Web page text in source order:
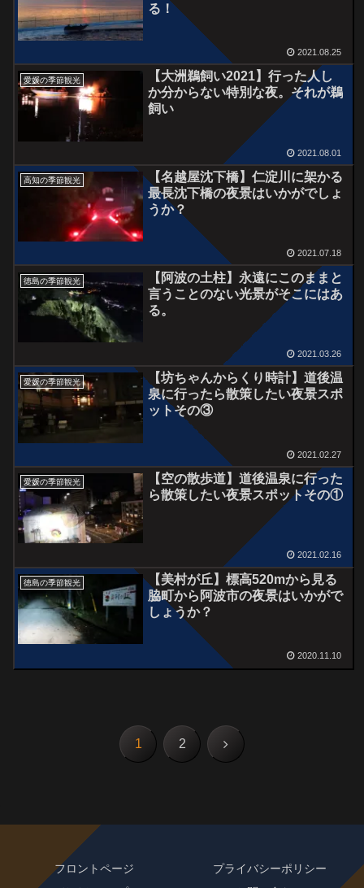
る！
2021.08.25
愛媛の季節観光
【大洲鵜飼い2021】行った人し
か分からない特別な夜。それが鵜
飼い
2021.08.01
高知の季節観光
【名越屋沈下橋】仁淀川に架かる
最長沈下橋の夜景はいかがでしょ
うか？
2021.07.18
徳島の季節観光
【阿波の土柱】永遠にこのままと
言うことのない光景がそこにはあ
る。
2021.03.26
愛媛の季節観光
【坊ちゃんからくり時計】道後温
泉に行ったら散策したい夜景スポ
ットその③
2021.02.27
愛媛の季節観光
【空の散歩道】道後温泉に行った
ら散策したい夜景スポットその①
2021.02.16
徳島の季節観光
【美村が丘】標高520mから見る
脇町から阿波市の夜景はいかがで
しょうか？
2020.11.10
1 2 次
フロントページ
プライバシーポリシー